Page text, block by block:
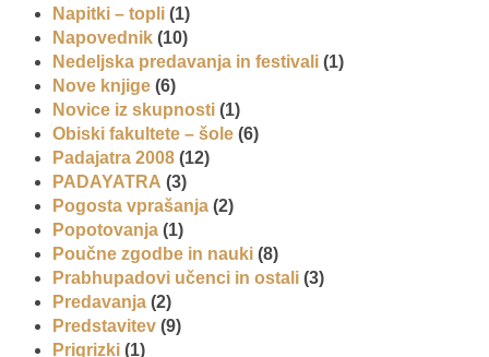
Napitki – topli (1)
Napovednik (10)
Nedeljska predavanja in festivali (1)
Nove knjige (6)
Novice iz skupnosti (1)
Obiski fakultete – šole (6)
Padajatra 2008 (12)
PADAYATRA (3)
Pogosta vprašanja (2)
Popotovanja (1)
Poučne zgodbe in nauki (8)
Prabhupadovi učenci in ostali (3)
Predavanja (2)
Predstavitev (9)
Prigrizki (1)